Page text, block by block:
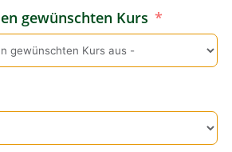
gewünschten Kurs